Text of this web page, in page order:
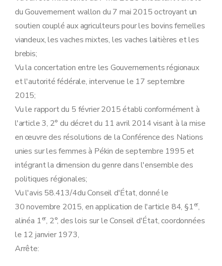
du Gouvernement wallon du 7 mai 2015 octroyant un
soutien couplé aux agriculteurs pour les bovins femelles
viandeux, les vaches mixtes, les vaches laitières et les
brebis;
Vu la concertation entre les Gouvernements régionaux
et l'autorité fédérale, intervenue le 17 septembre
2015;
Vu le rapport du 5 février 2015 établi conformément à
l'article 3, 2° du décret du 11 avril 2014 visant à la mise
en œuvre des résolutions de la Conférence des Nations
unies sur les femmes à Pékin de septembre 1995 et
intégrant la dimension du genre dans l'ensemble des
politiques régionales;
Vu l'avis 58.413/4du Conseil d'État, donné le
30 novembre 2015, en application de l'article 84, §1er,
alinéa 1er, 2°, des lois sur le Conseil d'État, coordonnées
le 12 janvier 1973,
Arrête: